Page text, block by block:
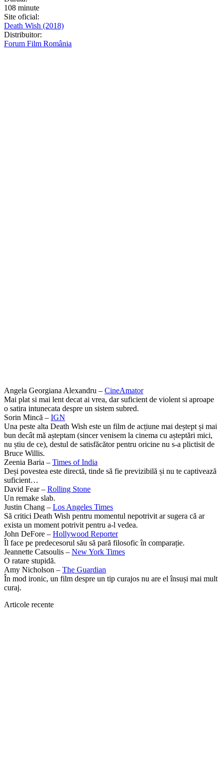
108 minute
Site oficial:
Death Wish (2018)
Distribuitor:
Forum Film România
Angela Georgiana Alexandru – CineAmator
Mai plat si mai lent decat ai vrea, dar suficient de violent si aproape
o satira intunecata despre un sistem subred.
Sorin Mincă – IGN
Una peste alta Death Wish este un film de acțiune mai deștept și mai
bun decât mă așteptam (sincer venisem la cinema cu așteptări mici,
nu știu de ce), destul de satisfăcător pentru oricine nu s-a plictisit de
Bruce Willis.
Zeenia Baria – Times of India
Deși povestea este directă, tinde să fie previzibilă și nu te captivează
suficient…
David Fear – Rolling Stone
Un remake slab.
Justin Chang – Los Angeles Times
Să critici Death Wish pentru momentul nepotrivit ar sugera că ar
exista un moment potrivit pentru a-l vedea.
John DeFore – Hollywood Reporter
Îl face pe predecesorul său să pară filosofic în comparație.
Jeannette Catsoulis – New York Times
O ratare stupidă.
Amy Nicholson – The Guardian
În mod ironic, un film despre un tip curajos nu are el însuși mai mult
curaj.
Articole recente